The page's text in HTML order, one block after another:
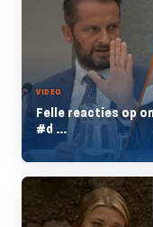
VIDEO
Felle reacties op
#d ...